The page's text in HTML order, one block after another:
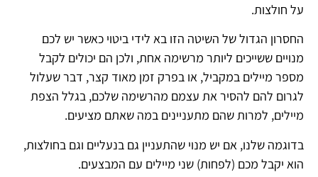
על חולצות.
החסרון הגדול של השיטה הזו בא לידי ביטוי כאשר יש לכם
מנויים ששייכים ליותר מרשימה אחת, ולכן הם יכולים לקבל
מספר מיילים במקביל, או בפרק זמן מאוד קצר, דבר שעלול
לגרום להם להסיר את עצמם מהרשימה שלכם, בגלל הצפת
מיילים, למרות שהם מתעניינים במה שאתם מציעים.
בדוגמה שלנו, אם יש מנוי שהתעניין גם בנעליים וגם בחולצות,
הוא יקבל מכם (לפחות) שני מיילים עם המבצעים.